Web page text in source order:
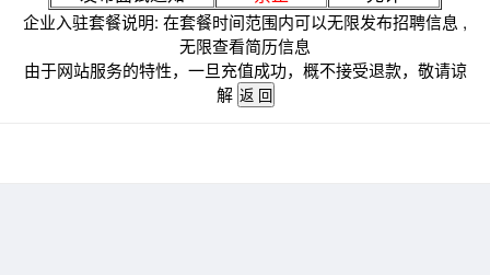
企业入驻套餐说明: 在套餐时间范围内可以无限发布招聘信息 ,
无限查看简历信息
由于网站服务的特性，一旦充值成功，概不接受退款，敬请谅
解